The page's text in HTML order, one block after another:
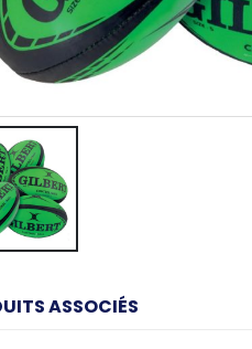
ASSOCIÉS